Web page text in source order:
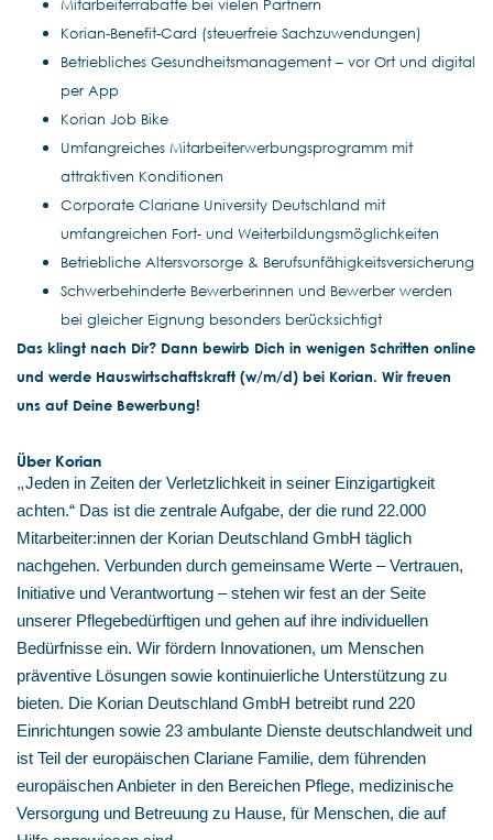
Mitarbeiterrabatte bei vielen Partnern
Korian-Benefit-Card (steuerfreie Sachzuwendungen)
Betriebliches Gesundheitsmanagement – vor Ort und digital
per App
Korian Job Bike
Umfangreiches Mitarbeiterwerbungsprogramm mit
attraktiven Konditionen
Corporate Clariane University Deutschland mit
umfangreichen Fort- und Weiterbildungsmöglichkeiten
Betriebliche Altersvorsorge & Berufsunfähigkeitsversicherung
Schwerbehinderte Bewerberinnen und Bewerber werden
bei gleicher Eignung besonders berücksichtigt
Das klingt nach Dir? Dann bewirb Dich in wenigen Schritten online
und werde Hauswirtschaftskraft (w/m/d) bei Korian. Wir freuen
uns auf Deine Bewerbung!
Über Korian
„Jeden in Zeiten der Verletzlichkeit in seiner Einzigartigkeit
achten.“ Das ist die zentrale Aufgabe, der die rund 22.000
Mitarbeiter:innen der Korian Deutschland GmbH täglich
nachgehen. Verbunden durch gemeinsame Werte – Vertrauen,
Initiative und Verantwortung – stehen wir fest an der Seite
unserer Pflegebedürftigen und gehen auf ihre individuellen
Bedürfnisse ein. Wir fördern Innovationen, um Menschen
präventive Lösungen sowie kontinuierliche Unterstützung zu
bieten. Die Korian Deutschland GmbH betreibt rund 220
Einrichtungen sowie 23 ambulante Dienste deutschlandweit und
ist Teil der europäischen Clariane Familie, dem führenden
europäischen Anbieter in den Bereichen Pflege, medizinische
Versorgung und Betreuung zu Hause, für Menschen, die auf